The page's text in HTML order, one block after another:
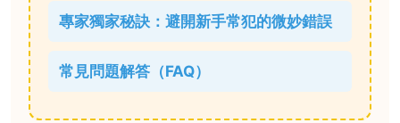
專家獨家秘訣：避開新手常犯的微妙錯誤
常見問題解答（FAQ）